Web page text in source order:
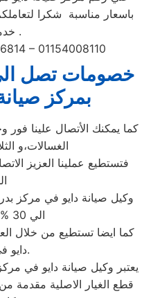
باسعار مناسبة شكرا
خدمة العملاء .
– 01154008110
بمركز
كما يمكنك الأتصال علينا
الغسالات،و
فتستطيع عملينا العزيز
وكيل صيانة دايو في مركز
الي 30 % عند اتصالك بنا
كما ايضا تستطيع من خلال
دايو في مركز بدر.
يعتبر وكيل صيانة دايو في
قطع الغيار الاصلية مقدمة